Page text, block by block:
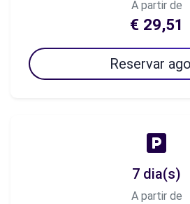
A partir de
€ 29,51
Reservar
7 dia(s)
A partir de